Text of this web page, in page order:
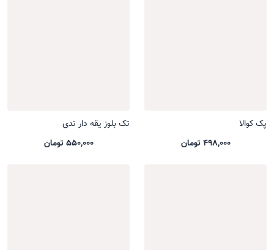
پک کوالا
498,000 تومان
تک بلوز یقه دار تدی
550,000 تومان